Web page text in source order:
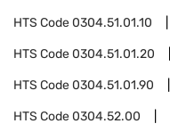
HTS Code0304.51.01.10
HTS Code0304.51.01.20
HTS Code0304.51.01.90
HTS Code0304.52.00